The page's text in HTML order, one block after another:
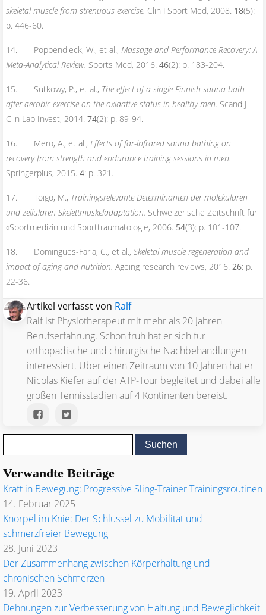
skeletal muscle from strenuous exercise. Clin J Sport Med, 2008. 18(5):
p. 446-60.
14. Poppendieck, W., et al., Massage and Performance Recovery: A
Meta-Analytical Review. Sports Med, 2016. 46(2): p. 183-204.
15. Sutkowy, P., et al., The effect of a single Finnish sauna bath
after aerobic exercise on the oxidative status in healthy men. Scand J
Clin Lab Invest, 2014. 74(2): p. 89-94.
16. Mero, A., et al., Effects of far-infrared sauna bathing on
recovery from strength and endurance training sessions in men.
Springerplus, 2015. 4: p. 321.
17. Toigo, M., Trainingsrelevante Determinanten der molekularen
und zellulären Skelettmuskeladaptation. Schweizerische Zeitschrift für
«Sportmedizin und Sporttraumatologie, 2006. 54(3): p. 101-107.
18. Domingues-Faria, C., et al., Skeletal muscle regeneration and
impact of aging and nutrition. Ageing research reviews, 2016. 26: p.
22-36.
Artikel verfasst von Ralf
Ralf ist Physiotherapeut mit mehr als 20 Jahren
Berufserfahrung. Schon früh hat er sich für
orthopädische und chirurgische Nachbehandlungen
interessiert. Über einen Zeitraum von 10 Jahren hat er
Nicolas Kiefer auf der ATP-Tour begleitet und dabei alle
großen Tennisstadien auf 4 Kontinenten bereist.
Verwandte Beiträge
Kraft in Bewegung: Progressive Sling-Trainer Trainingsroutinen
14. Februar 2025
Knorpel im Knie: Der Schlüssel zu Mobilität und
schmerzfreier Bewegung
28. Juni 2023
Der Zusammenhang zwischen Körperhaltung und
chronischen Schmerzen
19. April 2023
Dehnungen zur Verbesserung von Haltung und Beweglichkeit